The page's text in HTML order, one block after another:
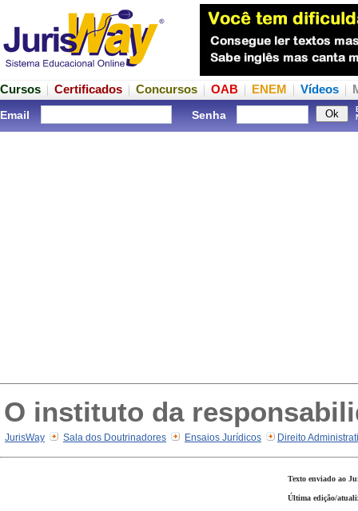
Cursos Certificados Concursos OAB ENEM Vídeos
Email Senha
O instituto da
JurisWay Sala dos Doutrinadores Ensaios Jurídicos Direito
Texto enviado ao
Última edição/